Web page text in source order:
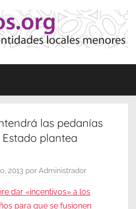
las pedanías
plantea
2013 por Administrador
dar «incentivos» a los
para que se fusionen